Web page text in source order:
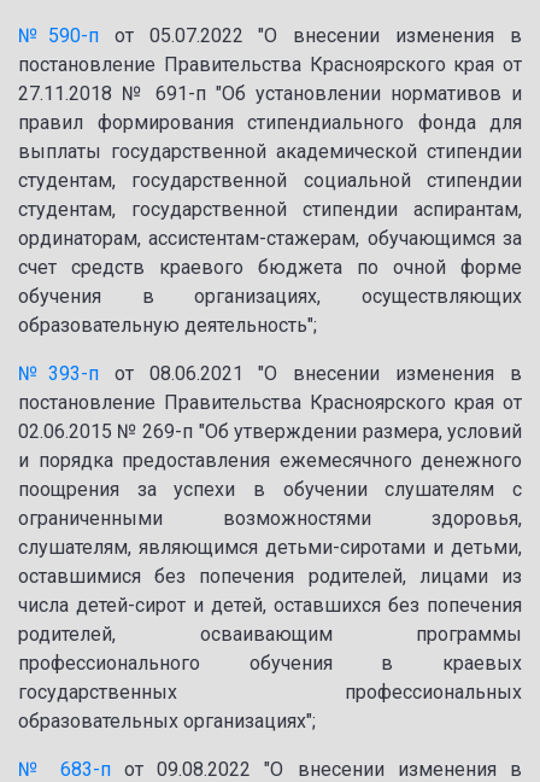
№590-пот 05.07.2022 "О внесении изменения в
постановление Правительства Красноярского края от
27.11.2018 № 691-п "Об установлении нормативов и
правил формирования стипендиального фонда для
выплаты государственной академической стипендии
студентам, государственной социальной стипендии
студентам, государственной стипендии аспирантам,
ординаторам, ассистентам-стажерам, обучающимся за
счет средств краевого бюджета по очной форме
обучения в организациях, осуществляющих
образовательную деятельность";
№393-пот 08.06.2021 "О внесении изменения в
постановление Правительства Красноярского края от
02.06.2015 № 269-п "Об утверждении размера, условий
и порядка предоставления ежемесячного денежного
поощрения за успехи в обучении слушателям с
ограниченными возможностями здоровья,
слушателям, являющимся детьми-сиротами и детьми,
оставшимися без попечения родителей, лицами из
числа детей-сирот и детей, оставшихся без попечения
родителей, осваивающим программы
профессионального обучения в краевых
государственных профессиональных
образовательных организациях";
№ 683-пот 09.08.2022 "О внесении изменения в